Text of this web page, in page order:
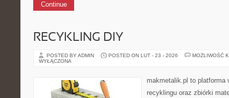
Continue
RECYKLING DIY
POSTED BY ADMIN POSTED ON LUT - 23 - 2026
MOŻLIWOŚĆ
WYŁĄCZONA
makmetalik.pl to platforma
recyklingu oraz zbiórki